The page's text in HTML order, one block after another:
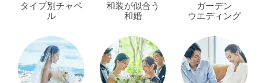
タイプ別チャペ
ル
和装が似合う
和婚
ガーデン
ウエディング